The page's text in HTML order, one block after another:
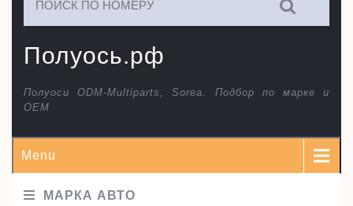
Полуось.рф
Полуоси ODM-Multiparts, Sorea. Подбор по марке и
ОЕМ
Menu
МАРКА АВТО